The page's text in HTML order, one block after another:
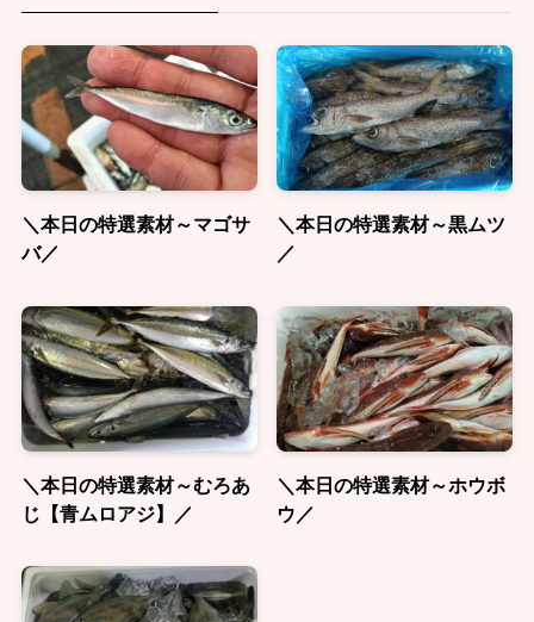
＼本日の特選素材～マゴサ
バ／
＼本日の特選素材～黒ムツ
／
＼本日の特選素材～むろあ
じ【青ムロアジ】／
＼本日の特選素材～ホウボ
ウ／